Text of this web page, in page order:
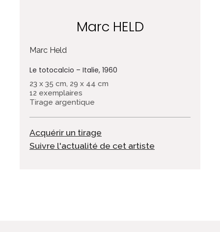
Marc HELD
Marc Held
Le totocalcio – Italie, 1960
23 x 35 cm, 29 x 44 cm
12 exemplaires
Tirage argentique
Acquérir un tirage
Suivre l'actualité de cet artiste